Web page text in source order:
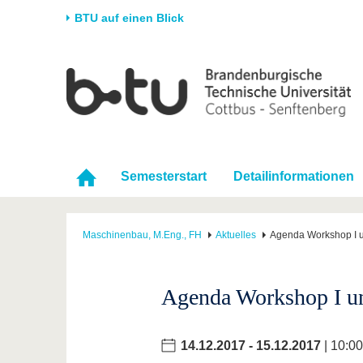
BTU auf einen Blick
Universität
Karriere & Engagement
Partnerschaften &
Strukturwandel
Forschung
Förderung
Wissenschaftlicher
Nachwuchs
Im
Semesterstart Detailinformationen
Maschinenbau, M.Eng., FH Aktuelles Agenda Workshop I
Agenda Workshop I
14.12.2017- 15.12.2017|